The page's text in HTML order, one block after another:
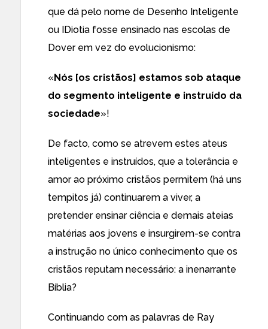
que dá pelo nome de Desenho Inteligente
ou IDiotia fosse ensinado nas escolas de
Dover em vez do evolucionismo:
«Nós [os cristãos] estamos sob ataque
do segmento inteligente e instruído da
sociedade»!
De facto, como se atrevem estes ateus
inteligentes e instruídos, que a tolerância e
amorao próximo cristãos permitem (há uns
tempitos já) continuarem a viver, a
pretender ensinar ciência e demais ateias
matérias aos jovens e insurgirem-se contra
a instrução no único conhecimento que os
cristãos reputam necessário: a inenarrante
Bíblia?
Continuando com as palavras de Ray